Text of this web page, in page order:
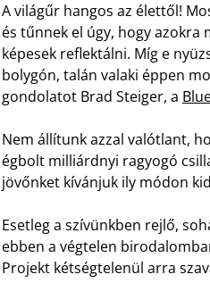
A világűr hangos az élettől!
és tűnnek el úgy, hogy azokra
képesek reflektálni. Míg e
bolygón, talán valaki éppen
gondolatot Brad Steiger, a
Nem állítunk azzal valótlant,
égbolt milliárdnyi ragyogó
jövőnket kívánjuk ily módon
Esetleg a szívünkben rejlő,
ebben a végtelen
Projekt kétségtelenül arra